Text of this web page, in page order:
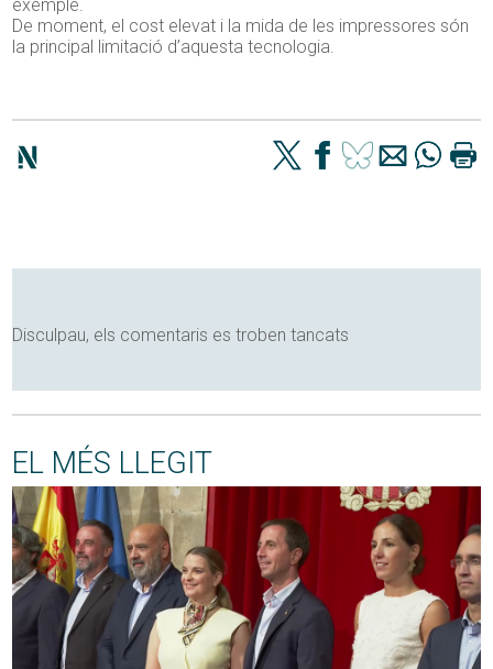
exemple.
De moment, el cost elevat i la mida de les impressores són
la principal limitació d’aquesta tecnologia.
Disculpau, els comentaris es troben tancats
EL MÉS LLEGIT